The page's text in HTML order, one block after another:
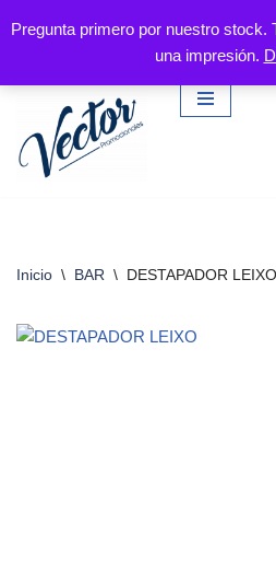
Pregunta primero por nuestro stock.
una impresión.
al
contenido
Inicio \ BAR \ DESTAPADOR LEIXO